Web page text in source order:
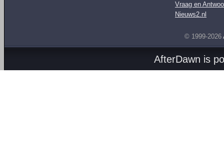
Vraag en
Nieuws2.nl
© 1999-2026
AfterDawn is